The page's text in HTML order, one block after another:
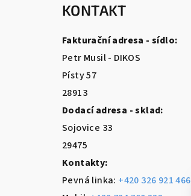
KONTAKT
Fakturační adresa - sídlo:
Petr Musil - DIKOS
Písty 57
28913
Dodací adresa - sklad:
Sojovice 33
29475
Kontakty:
Pevná linka: +420 326 921 466